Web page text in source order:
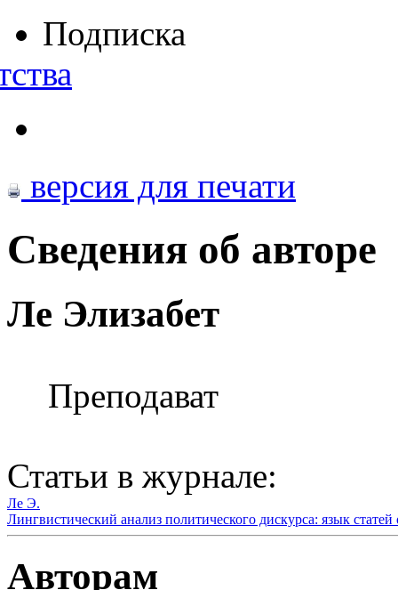
Подписка
версия для печати
Сведения об авторе
Ле Элизабет
Преподават
Статьи в журнале:
Ле Э.
Лингвистический анализ политического дискурса: язык
Авторам